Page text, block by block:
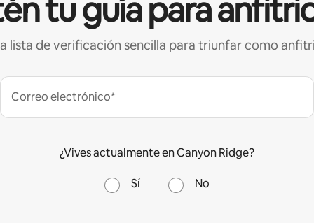
tu guía para
lista de verificación sencilla para triunfar como
Correo electrónico*
¿Vives actualmente en Canyon Ridge?
Sí No